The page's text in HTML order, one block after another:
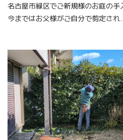
名古屋市緑区でご新規様のお庭の手
今まではお父様がご自分で剪定さ